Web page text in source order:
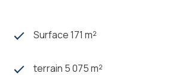
Surface 171 m²
terrain 5 075 m²